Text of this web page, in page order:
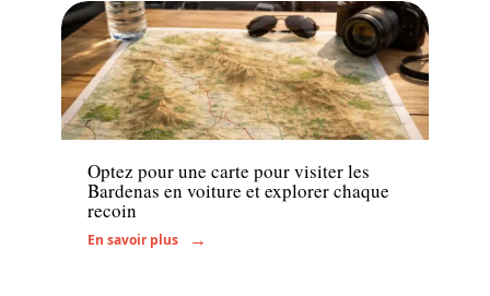
Transport
Optez pour une carte pour visiter les
Bardenas en voiture et explorer chaque
recoin
En savoir plus